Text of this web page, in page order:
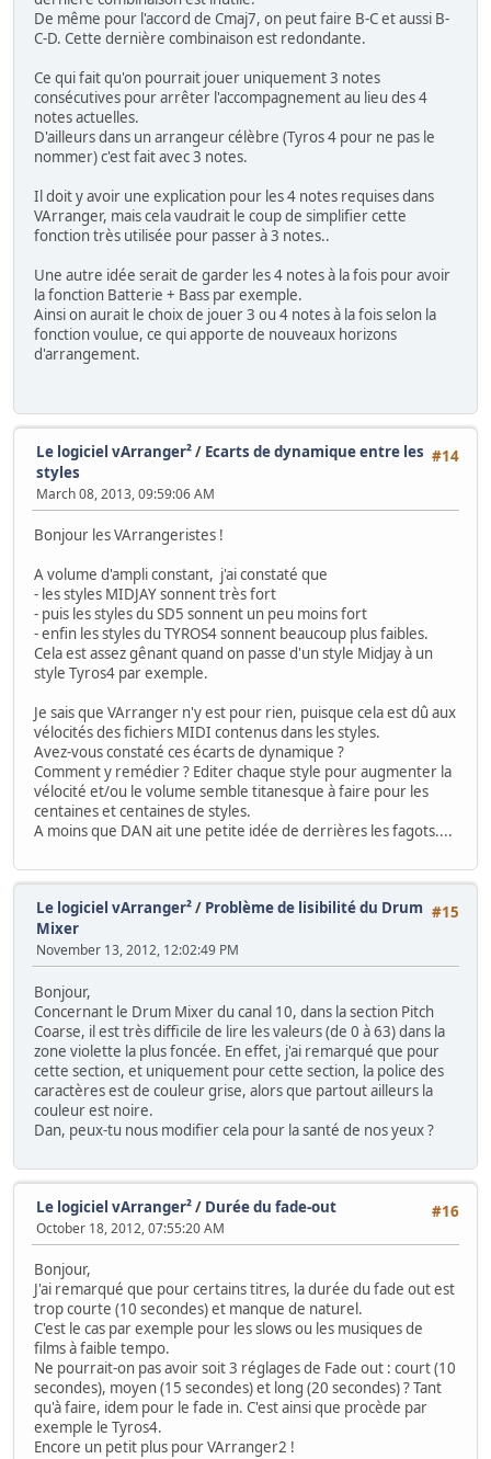
De même pour l'accord de Cmaj7, on peut faire B-C et aussi B-
C-D. Cette dernière combinaison est redondante.
Ce qui fait qu'on pourrait jouer uniquement 3 notes
consécutives pour arrêter l'accompagnement au lieu des 4
notes actuelles.
D'ailleurs dans un arrangeur célèbre (Tyros 4 pour ne pas le
nommer) c'est fait avec 3 notes.
Il doit y avoir une explication pour les 4 notes requises dans
VArranger, mais cela vaudrait le coup de simplifier cette
fonction très utilisée pour passer à 3 notes..
Une autre idée serait de garder les 4 notes à la fois pour avoir
la fonction Batterie + Bass par exemple.
Ainsi on aurait le choix de jouer 3 ou 4 notes à la fois selon la
fonction voulue, ce qui apporte de nouveaux horizons
d'arrangement.
#14
Le logiciel vArranger²/ Ecarts de dynamique entre les
styles
March 08, 2013, 09:59:06 AM
Bonjour les VArrangeristes !
A volume d'ampli constant, j'ai constaté que
- les styles MIDJAY sonnent très fort
- puis les styles du SD5 sonnent un peu moins fort
- enfin les styles du TYROS4 sonnent beaucoup plus faibles.
Cela est assez gênant quand on passe d'un style Midjay à un
style Tyros4 par exemple.
Je sais que VArranger n'y est pour rien, puisque cela est dû aux
vélocités des fichiers MIDI contenus dans les styles.
Avez-vous constaté ces écarts de dynamique ?
Comment y remédier ? Editer chaque style pour augmenter la
vélocité et/ou le volume semble titanesque à faire pour les
centaines et centaines de styles.
A moins que DAN ait une petite idée de derrières les fagots....
#15
Le logiciel vArranger²/ Problème de lisibilité du Drum
Mixer
November 13, 2012, 12:02:49 PM
Bonjour,
Concernant le Drum Mixer du canal 10, dans la section Pitch
Coarse, il est très difficile de lire les valeurs (de 0 à 63) dans la
zone violette la plus foncée. En effet, j'ai remarqué que pour
cette section, et uniquement pour cette section, la police des
caractères est de couleur grise, alors que partout ailleurs la
couleur est noire.
Dan, peux-tu nous modifier cela pour la santé de nos yeux ?
#16
Le logiciel vArranger²/ Durée du fade-out
October 18, 2012, 07:55:20 AM
Bonjour,
J'ai remarqué que pour certains titres, la durée du fade out est
trop courte (10 secondes) et manque de naturel.
C'est le cas par exemple pour les slows ou les musiques de
films à faible tempo.
Ne pourrait-on pas avoir soit 3 réglages de Fade out : court (10
secondes), moyen (15 secondes) et long (20 secondes) ? Tant
qu'à faire, idem pour le fade in. C'est ainsi que procède par
exemple le Tyros4.
Encore un petit plus pour VArranger2 !